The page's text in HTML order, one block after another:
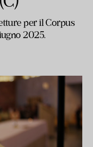
per il Corpus
2025.